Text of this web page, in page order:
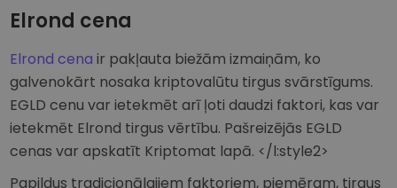
Elrond cena
Elrond cena ir pakļauta biežām izmaiņām, ko
galvenokārt nosaka kriptovalūtu tirgus svārstīgums.
EGLD cenu var ietekmēt arī ļoti daudzi faktori, kas var
ietekmēt Elrond tirgus vērtību. Pašreizējās EGLD
cenas var apskatīt Kriptomat lapā. </l:style2>
Papildus tradicionālajiem faktoriem, piemēram, tirgus